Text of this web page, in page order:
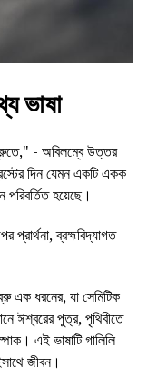
ভাষা
- অবিলম্বে উত্তর
দিন যেমন একটি একক
পরিবর্তিত হয়েছে।
প্রার্থনা, ব্রহ্মবিদ্যাগত
ধরনের, যা সেমিটিক
ঈশ্বরের পুত্র, পৃথিবীতে
এই ভাষাটি গালিলি
জীবন।